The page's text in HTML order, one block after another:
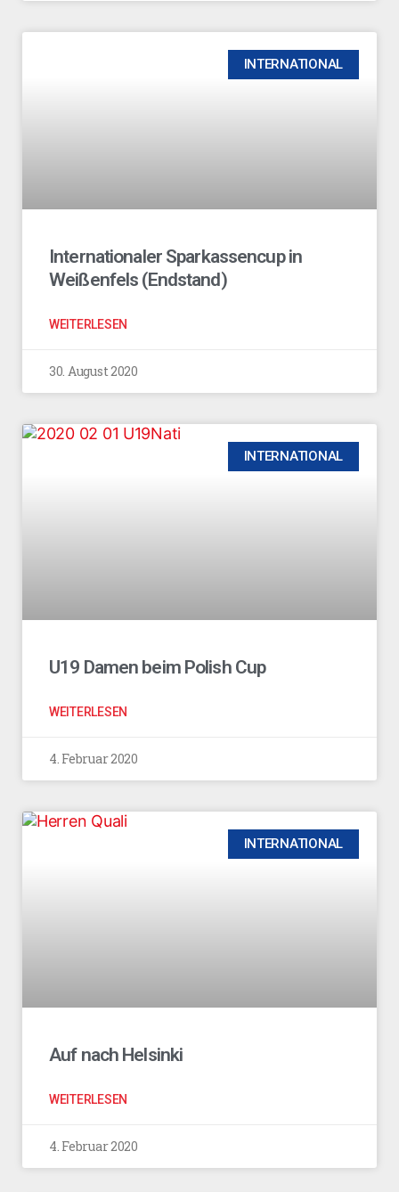
INTERNATIONAL
Internationaler Sparkassencup in
Weißenfels (Endstand)
WEITERLESEN
30. August 2020
INTERNATIONAL
U19 Damen beim Polish Cup
WEITERLESEN
4. Februar 2020
INTERNATIONAL
Auf nach Helsinki
WEITERLESEN
4. Februar 2020